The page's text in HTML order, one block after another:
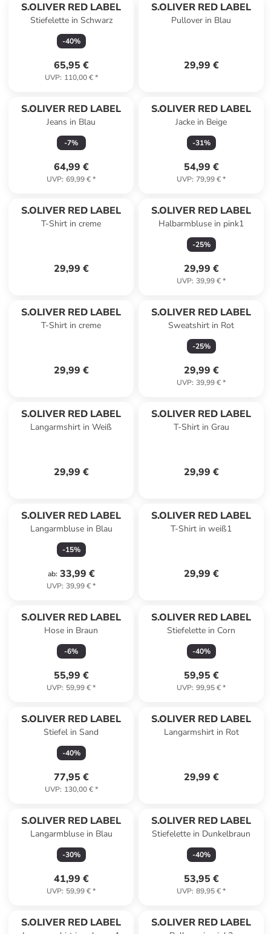
S.OLIVER RED LABEL
Stiefelette in Schwarz
-40%
65,95 €
UVP: 110,00 €*
S.OLIVER RED LABEL
Pullover in Blau
29,99 €
S.OLIVER RED LABEL
Jeans in Blau
-7%
64,99 €
UVP: 69,99 €*
S.OLIVER RED LABEL
Jacke in Beige
-31%
54,99 €
UVP: 79,99 €*
S.OLIVER RED LABEL
T-Shirt in creme
29,99 €
S.OLIVER RED LABEL
Halbarmbluse in pink1
-25%
29,99 €
UVP: 39,99 €*
S.OLIVER RED LABEL
T-Shirt in creme
29,99 €
S.OLIVER RED LABEL
Sweatshirt in Rot
-25%
29,99 €
UVP: 39,99 €*
S.OLIVER RED LABEL
Langarmshirt in Weiß
29,99 €
S.OLIVER RED LABEL
T-Shirt in Grau
29,99 €
S.OLIVER RED LABEL
Langarmbluse in Blau
-15%
ab: 33,99 €
UVP: 39,99 €*
S.OLIVER RED LABEL
T-Shirt in weiß1
29,99 €
S.OLIVER RED LABEL
Hose in Braun
-6%
55,99 €
UVP: 59,99 €*
S.OLIVER RED LABEL
Stiefelette in Corn
-40%
59,95 €
UVP: 99,95 €*
S.OLIVER RED LABEL
Stiefel in Sand
-40%
77,95 €
UVP: 130,00 €*
S.OLIVER RED LABEL
Langarmshirt in Rot
29,99 €
S.OLIVER RED LABEL
Langarmbluse in Blau
-30%
41,99 €
UVP: 59,99 €*
S.OLIVER RED LABEL
Stiefelette in Dunkelbraun
-40%
53,95 €
UVP: 89,95 €*
S.OLIVER RED LABEL S.OLIVER RED LABEL